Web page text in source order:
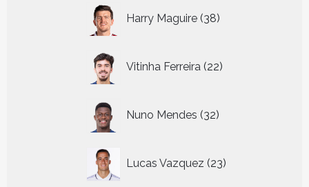
Harry Maguire 38
producten
Vitinha Ferreira 22
producten
Nuno Mendes 32
producten
Lucas Vazquez 23
producten